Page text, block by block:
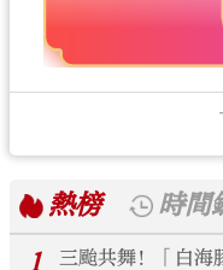
熱榜
時間
1
三颱共舞！「白海